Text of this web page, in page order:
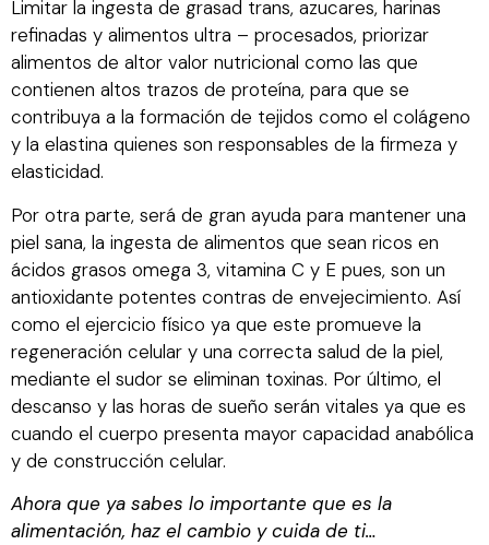
Limitar la ingesta de grasad trans, azucares, harinas
refinadas y alimentos ultra – procesados, priorizar
alimentos de altor valor nutricional como las que
contienen altos trazos de proteína, para que se
contribuya a la formación de tejidos como el colágeno
y la elastina quienes son responsables de la firmeza y
elasticidad.
Por otra parte, será de gran ayuda para mantener una
piel sana, la ingesta de alimentos que sean ricos en
ácidos grasos omega 3, vitamina C y E pues, son un
antioxidante potentes contras de envejecimiento. Así
como el ejercicio físico ya que este promueve la
regeneración celular y una correcta salud de la piel,
mediante el sudor se eliminan toxinas. Por último, el
descanso y las horas de sueño serán vitales ya que es
cuando el cuerpo presenta mayor capacidad anabólica
y de construcción celular.
Ahora que ya sabes lo importante que es la
alimentación, haz el cambio y cuida de ti…